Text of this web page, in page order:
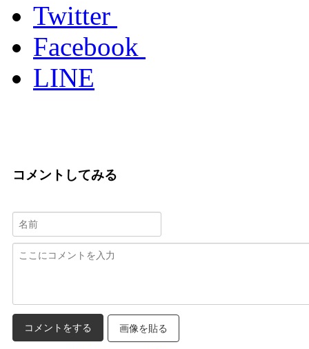
Twitter
Facebook
LINE
コメントしてみる
画像を貼る